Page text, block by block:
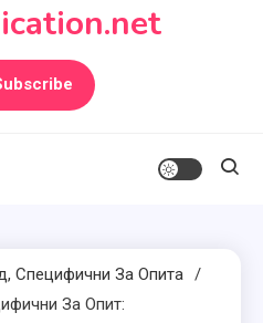
Специфични За Опита
За Опит: